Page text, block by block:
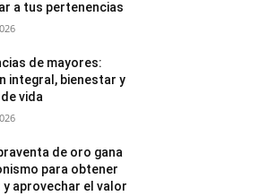
a tus pertenencias
de mayores:
integral, bienestar y
vida
de oro gana
para obtener
y aprovechar el valor